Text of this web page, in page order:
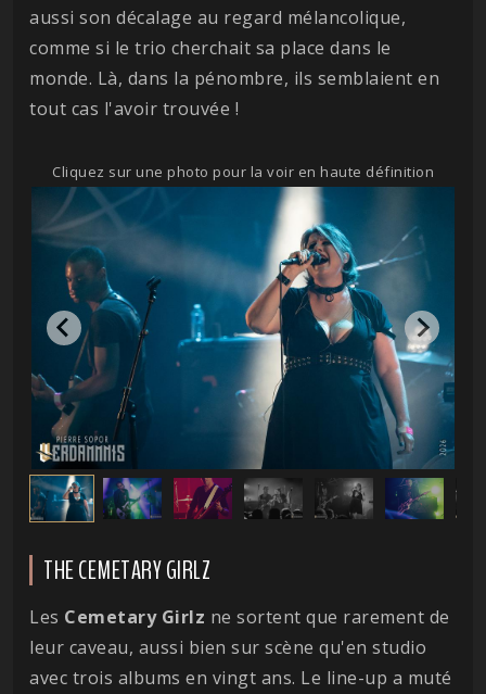
aussi son décalage au regard mélancolique,
comme si le trio cherchait sa place dans le
monde. Là, dans la pénombre, ils semblaient en
tout cas l'avoir trouvée !
Cliquez sur une photo pour la voir en haute définition
THE CEMETARY GIRLZ
Les Cemetary Girlz ne sortent que rarement de
leur caveau, aussi bien sur scène qu'en studio
avec trois albums en vingt ans. Le line-up a muté